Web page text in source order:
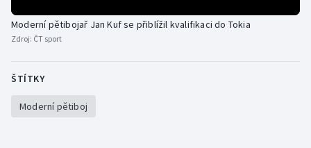
Short track
Moderní pětibojař Jan Kuf se přiblížil kvalifikaci do Tokia
Zdroj: ČT sport
ŠTÍTKY
Moderní pětiboj